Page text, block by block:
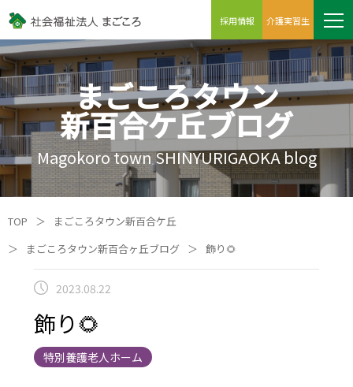
採用情報 介護実習生
まごころタウン
新百合ケ丘ブログ
Magokoro town SHINYURIGAOKA blog
TOP ＞
まごころタウン新百合ケ丘
＞
まごころタウン新百合ヶ丘ブログ ＞ 飾り🌻
2023.08.22
飾り🌻
特別養護老人ホーム